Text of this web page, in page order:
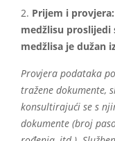
2. Prijem i
medžlisu
medžlisa je dužan
Provjera podataka
tražene dokumente,
konsultirajući se s
dokumente (broj